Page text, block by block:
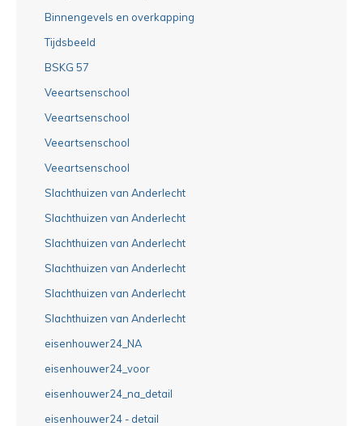
Binnengevels en overkapping
Tijdsbeeld
BSKG 57
Veeartsenschool
Veeartsenschool
Veeartsenschool
Veeartsenschool
Slachthuizen van Anderlecht
Slachthuizen van Anderlecht
Slachthuizen van Anderlecht
Slachthuizen van Anderlecht
Slachthuizen van Anderlecht
Slachthuizen van Anderlecht
eisenhouwer24_NA
eisenhouwer24_voor
eisenhouwer24_na_detail
eisenhouwer24 - detail